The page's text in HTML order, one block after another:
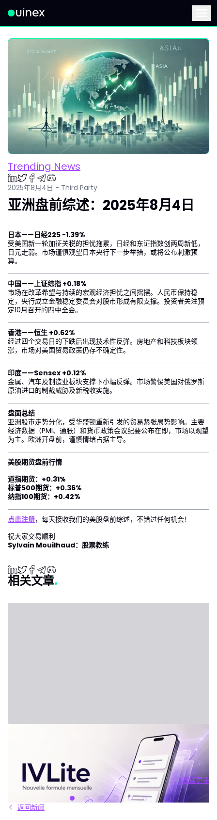
Trending News
2025年8月4日 - Third Party
亚洲盘前综述：2025年8月4日
日本——日经225 -1.39%
受美国新一轮加征关税的担忧拖累，日经和东证指数创两周新低，
日元走弱。市场谨慎观望日本央行下一步举措，或将公布刺激预
算。
中国——上证综指 +0.18%
市场在改革希望与持续的宏观经济担忧之间摇摆。人民币保持稳
定，央行成立金融稳定委员会对股市形成有限支撑。投资者关注预
定10月召开的四中全会。
香港——恒生 +0.62%
经过四个交易日的下跌后出现技术性反弹。房地产和科技板块领
涨，市场对美国贸易政策仍存不确定性。
印度——Sensex +0.12%
金属、汽车及制造业板块支撑下小幅反弹。市场警惕美国对俄罗斯
原油进口的制裁威胁及新税收实施。
盘面总结
亚洲股市走势分化，受华盛顿重新引发的贸易紧张局势影响。主要
经济数据（PMI、通胀）和货币政策会议纪要公布在即，市场以观望
为主。欧洲开盘前，谨慎情绪占据主导。
美股期货盘前行情
道指期货：+0.31%
标普500期货：+0.36%
纳指100期货：+0.42%
点击注册，每天接收我们的美股盘前综述，不错过任何机会！
祝大家交易顺利
Sylvain Mouilhaud：股票教练
相关文章
IVLite：IVT精华通知，每月仅29欧元 清晰的计划、市场简报和回
顾，直接送达您的手机与电脑，仅此而已。 问题不在于信息匮乏，
而是过剩。每天都有数十种分析、相互矛盾的观点和信号交织在市
场中。结果就是：你推迟，把事情留到“以后”，最后只能被动应对市
场，而不是主动掌控。 IVLite正是基于这个现象而诞生的。每月
29€，只为你提供一件事：IVT的核心内容通知。 IVLite究竟是什
么？ IVLite即IVT通知的访问权，仅此而已。 具体来说，你会在手机
和电脑上收到IVT教练们制作的清晰计划、短期及中期简报和市场回
阅读更多
阅读
返回新闻